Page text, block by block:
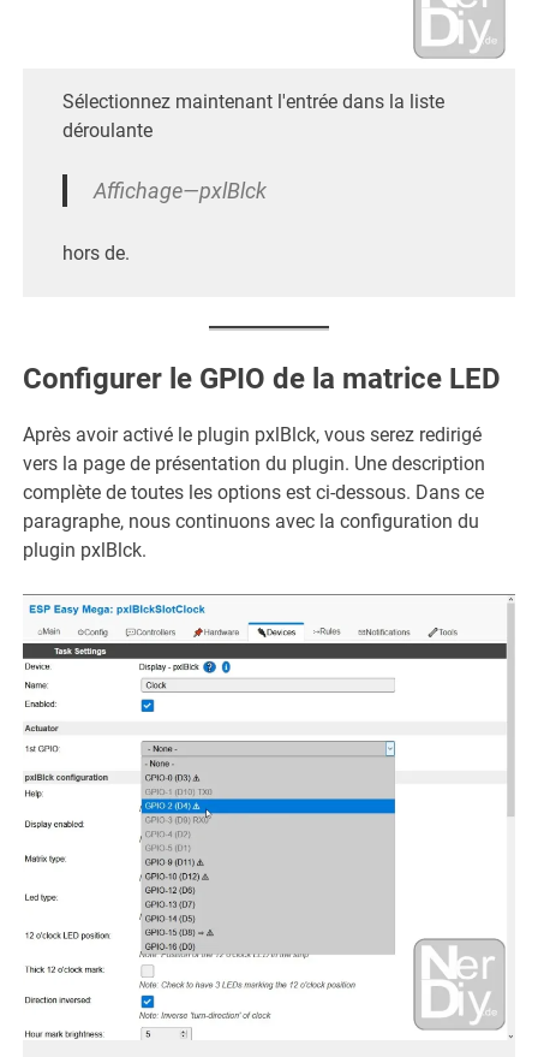
Sélectionnez maintenant l'entrée dans la liste
déroulante
Affichage—pxlBlck
hors de.
Configurer le GPIO de la matrice LED
Après avoir activé le plugin pxlBlck, vous serez redirigé
vers la page de présentation du plugin. Une description
complète de toutes les options est ci-dessous. Dans ce
paragraphe, nous continuons avec la configuration du
plugin pxlBlck.